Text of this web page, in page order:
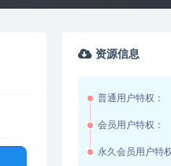
资源信息
普通用户特权：
会员用户特权：
永久会员用户特